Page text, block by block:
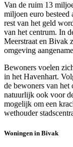
Van de ruim 13
miljoen euro
rest van het geld
van het centrum. In
Meerstraat en Bivak
omgeving
Bewoners voelen
in het Havenhart.
de bewoners van het
natuurlijk ook voor
mogelijk om een
wethouder
Woningen in Bivak